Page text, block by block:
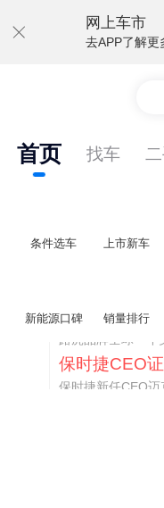
网上车市
去APP了解更
首页 找车
条件选车 上市新车
新能源口碑 销量排行